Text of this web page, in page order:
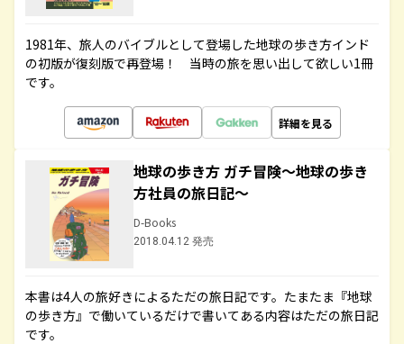
1981年、旅人のバイブルとして登場した地球の歩き方インド
の初版が復刻版で再登場！ 当時の旅を思い出して欲しい1冊
です。
詳細を見る
地球の歩き方 ガチ冒険～地球の歩き
方社員の旅日記～
D-Books
2018.04.12 発売
本書は4人の旅好きによるただの旅日記です。たまたま『地球
の歩き方』で働いているだけで書いてある内容はただの旅日記
です。